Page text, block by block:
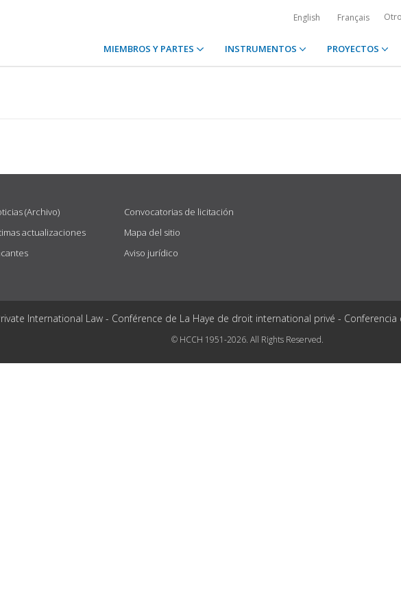
English Français
MIEMBROS Y PARTES INSTRUMENTOS PROYECTOS
(Archivo)
actualizaciones
Convocatorias de licitación
Mapa del sitio
Aviso jurídico
International Law - Conférence de La Haye de droit international privé -
© HCCH 1951-2026. All Rights Reserved.